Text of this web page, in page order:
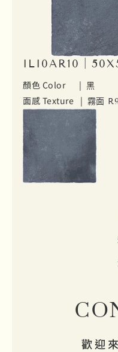
ILI0AR10｜
顏色 Color | 黑
面感 Texture | 霧面
歡迎